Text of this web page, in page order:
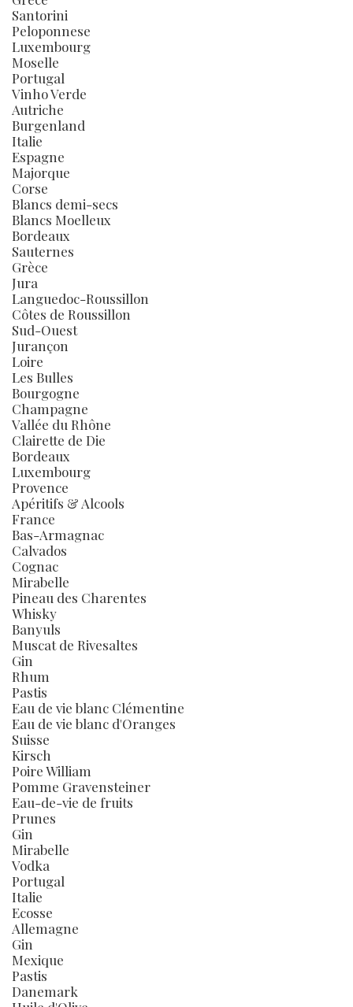
Santorini
Peloponnese
Luxembourg
Moselle
Portugal
Vinho Verde
Autriche
Burgenland
Italie
Espagne
Majorque
Corse
Blancs demi-secs
Blancs Moelleux
Bordeaux
Sauternes
Grèce
Jura
Languedoc-Roussillon
Côtes de Roussillon
Sud-Ouest
Jurançon
Loire
Les Bulles
Bourgogne
Champagne
Vallée du Rhône
Clairette de Die
Bordeaux
Luxembourg
Provence
Apéritifs & Alcools
France
Bas-Armagnac
Calvados
Cognac
Mirabelle
Pineau des Charentes
Whisky
Banyuls
Muscat de Rivesaltes
Gin
Rhum
Pastis
Eau de vie blanc Clémentine
Eau de vie blanc d'Oranges
Suisse
Kirsch
Poire William
Pomme Gravensteiner
Eau-de-vie de fruits
Prunes
Gin
Mirabelle
Vodka
Portugal
Italie
Ecosse
Allemagne
Gin
Mexique
Pastis
Danemark